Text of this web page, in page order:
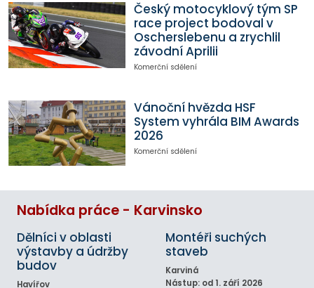
Český motocyklový tým SP
race project bodoval v
Oscherslebenu a zrychlil
závodní Aprilii
Komerční sdělení
Vánoční hvězda HSF
System vyhrála BIM Awards
2026
Komerční sdělení
Nabídka práce - Karvinsko
Dělníci v oblasti
výstavby a údržby
budov
Havířov
Montéři suchých
staveb
Karviná
Nástup: od 1. září 2026